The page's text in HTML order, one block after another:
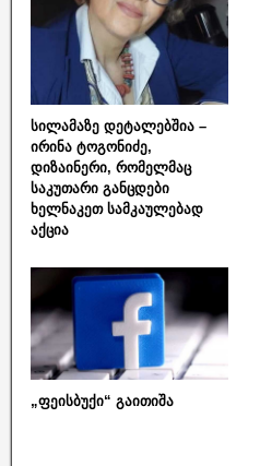
სილამაზე დეტალებშია –
ირინა ტოგონიძე,
დიზაინერი, რომელმაც
საკუთარი განცდები
ხელნაკეთ სამკაულებად
აქცია
„ფეისბუქი“ გაითიშა